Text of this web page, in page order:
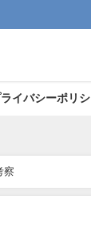
イバシーポリ
察